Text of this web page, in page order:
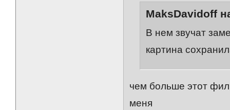
MaksDavidoff
В нем звучат
картина
чем больше этот
меня